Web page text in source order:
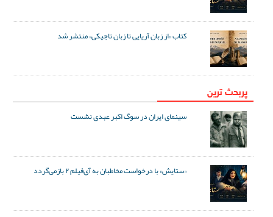
کتاب «از زبان آریایی تا زبان تاجیکی» منتشر شد
پربحث ترین
سینمای ایران در سوگ اکبر عبدی نشست
«ستایش» با درخواست مخاطبان به آی‌فیلم ۲ بازمی‌گردد